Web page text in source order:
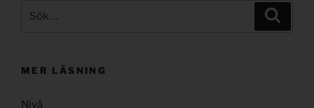
MER LÄSNING
Nivå